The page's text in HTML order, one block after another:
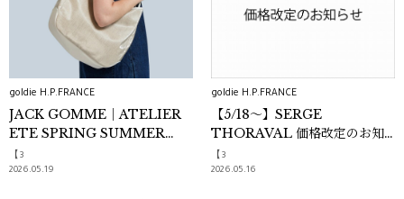
goldie H.P.FRANCE
JACK GOMME｜ATELIER
ETE SPRING SUMMER
2026
【3
2026.05.19
goldie H.P.FRANCE
【5/18～】SERGE
THORAVAL 価格改定のお知
らせ
【3
2026.05.16